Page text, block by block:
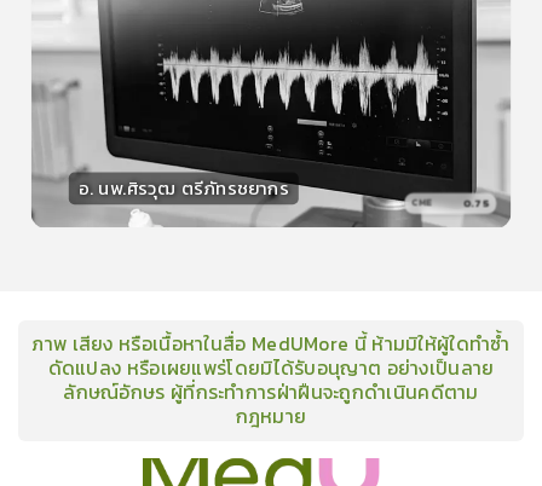
CME 0.75
อ. นพ.ศิรวุฒ ตรีภัทรชยากร
0.0( 0 ลำดับ )
ดูรายละเอียดเพิ่มเติม
ภาพ เสียง หรือเนื้อหาในสื่อ MedUMore นี้ ห้ามมิให้ผู้ใดทำซ้ำ
ดัดแปลง หรือเผยแพร่โดยมิได้รับอนุญาต อย่างเป็นลาย
ลักษณ์อักษร ผู้ที่กระทำการฝ่าฝืนจะถูกดำเนินคดีตาม
กฎหมาย
คอร์ส คลังเนื้อหาประชุมวิชาการ ข่าวสารอินโฟกราฟิก